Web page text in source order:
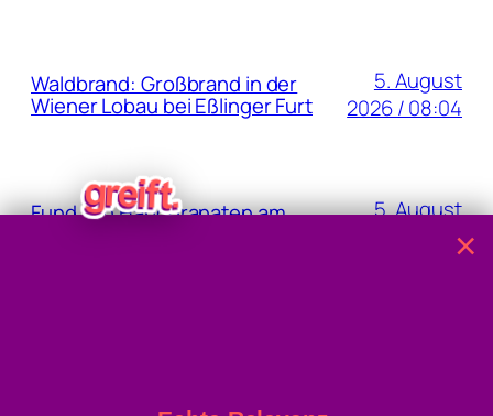
Waldbrand: Großbrand in der
Wiener Lobau bei Eßlinger Furt
5. August
2026 / 08:04
Fund von Handgranaten am
5. August
2026 / 07:37×